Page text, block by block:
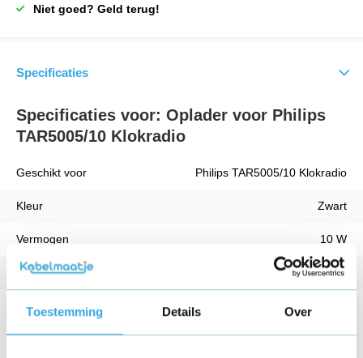
Toestemming Details Over
Niet goed? Geld terug!
Specificaties
Specificaties voor: Oplader voor Philips
TAR5005/10 Klokradio
Geschikt voor Philips TAR5005/10 Klokradio
Kleur Zwart
Vermogen 10 W
Kabellengte 1.5 Meter
Voltage
Bekijk alle specificaties